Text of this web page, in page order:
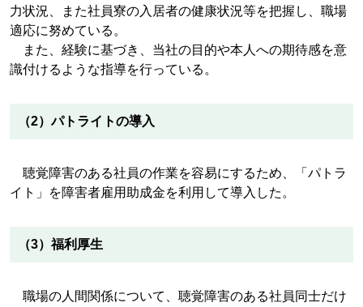
力状況、また社員寮の入居者の健康状況等を把握し、職場
適応に努めている。
また、経験に基づき、当社の目的や本人への期待感を意
識付けるような指導を行っている。
（2）パトライトの導入
聴覚障害のある社員の作業を容易にするため、「パトラ
イト」を障害者雇用助成金を利用して導入した。
（3）福利厚生
職場の人間関係について、聴覚障害のある社員同士だけ